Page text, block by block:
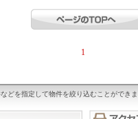
1
どを指定して物件を絞り込むことができ